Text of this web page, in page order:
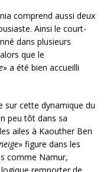
comprend aussi deux
Ainsi le court-
dans plusieurs
que le
» a été bien accueilli
sur cette dynamique du
peu tôt dans sa
ailes à Kaouther Ben
» figure dans les
comme Namur,